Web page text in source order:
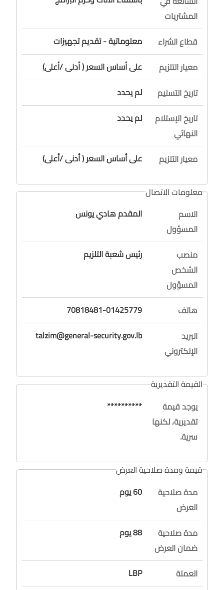
المشتريات
قطاع الشراء
معلوماتية - تقديم تجهيزات
معيار التلزيم
على أساس السعر ( أدنى /أعلى)
تاريخ التسليم
لم يحدد
تاريخ الإستلام
النهائي
لم يحدد
معيار التلزيم على أساس السعر ( أدنى /أعلى)
معلومات الاتصال
الاسم
المسؤول
المقدم هادي يونس
منصب
الشخص
المسؤول
رئيس شعبة التلزيم
هاتف
70818481-01425779
البريد
الإلكتروني
talzim@general-security.gov.lb
القيمة التقديرية
يوجد قيمة
تقديرية، لكنها
سرية.
**********
قيمة ومدة صلاحية العرض
مدة صلاحية
العرض
60 يوم
مدة صلاحية
ضمان العرض
88 يوم
العملة
LBP